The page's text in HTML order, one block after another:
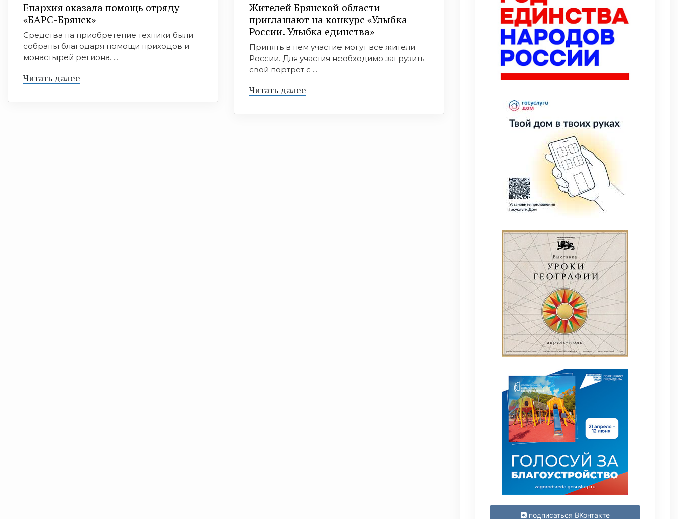
Епархия оказала помощь отряду
«БАРС-Брянск»
Средства на приобретение техники были
собраны благодаря помощи приходов и
монастырей региона. ...
Читать далее
Жителей Брянской области
приглашают на конкурс «Улыбка
России. Улыбка единства»
Принять в нем участие могут все жители
России. Для участия необходимо загрузить
свой портрет с ...
Читать далее
подписаться ВКонтакте